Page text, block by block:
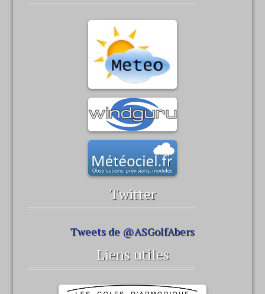
Twitter
Tweets de @ASGolfAbers
Liens utiles